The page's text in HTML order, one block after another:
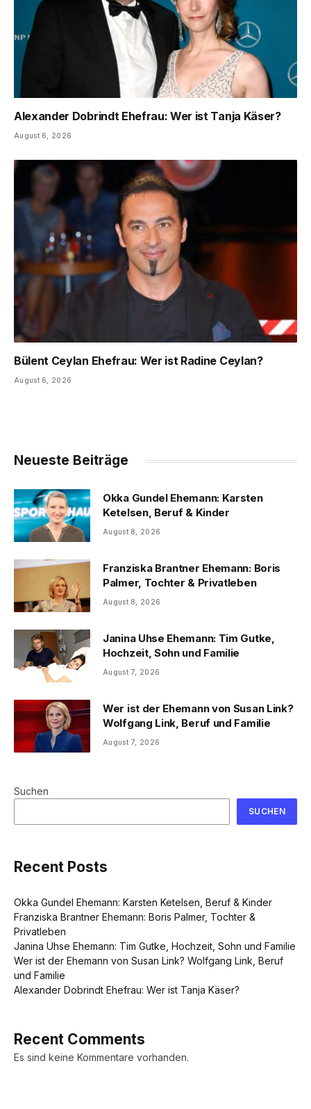
Alexander Dobrindt Ehefrau: Wer ist Tanja Käser?
August 6, 2026
Bülent Ceylan Ehefrau: Wer ist Radine Ceylan?
August 6, 2026
Neueste Beiträge
Okka Gundel Ehemann: Karsten
Ketelsen, Beruf & Kinder
August 8, 2026
Franziska Brantner Ehemann: Boris
Palmer, Tochter & Privatleben
August 8, 2026
Janina Uhse Ehemann: Tim Gutke,
Hochzeit, Sohn und Familie
August 7, 2026
Wer ist der Ehemann von Susan Link?
Wolfgang Link, Beruf und Familie
August 7, 2026
Suchen
SUCHEN
Recent Posts
Okka Gundel Ehemann: Karsten Ketelsen, Beruf & Kinder
Franziska Brantner Ehemann: Boris Palmer, Tochter &
Privatleben
Janina Uhse Ehemann: Tim Gutke, Hochzeit, Sohn und Familie
Wer ist der Ehemann von Susan Link? Wolfgang Link, Beruf
und Familie
Alexander Dobrindt Ehefrau: Wer ist Tanja Käser?
Recent Comments
Es sind keine Kommentare vorhanden.